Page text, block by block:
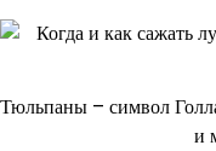
Тюльпаны – символ
и